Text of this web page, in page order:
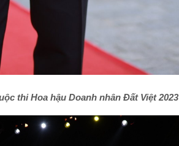
thi Hoa hậu Doanh nhân Đất Việt 2023